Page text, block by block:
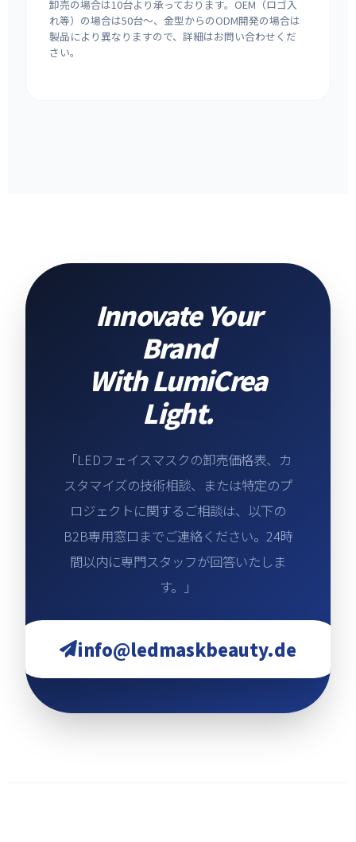
卸売の場合は10台より承っております。OEM（ロゴ入
れ等）の場合は50台〜、金型からのODM開発の場合は
製品により異なりますので、詳細はお問い合わせくだ
さい。
Innovate Your
Brand
With LumiCrea
Light.
「LEDフェイスマスクの卸売価格表、カ
スタマイズの技術相談、または特定のプ
ロジェクトに関するご相談は、以下の
B2B専用窓口までご連絡ください。24時
間以内に専門スタッフが回答いたしま
す。」
info@ledmaskbeauty.de